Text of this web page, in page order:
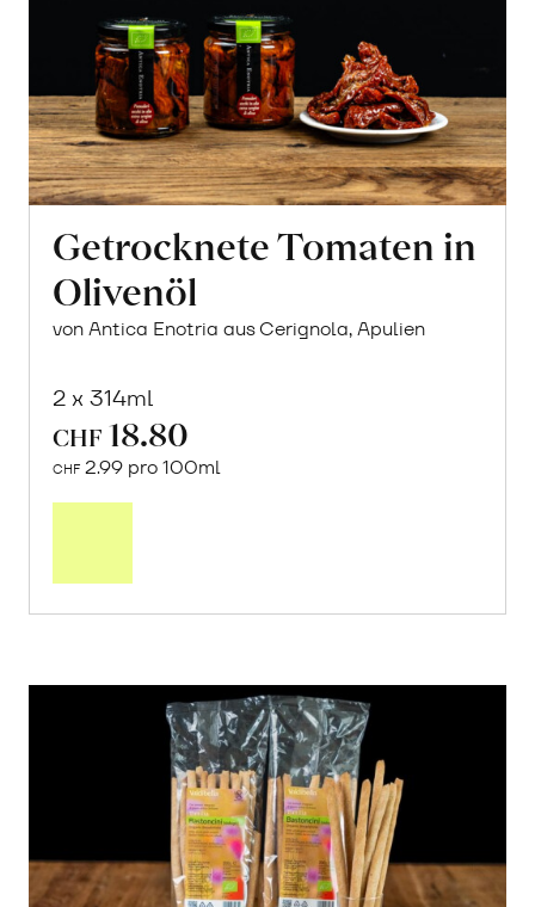
Getrocknete Tomaten in
Olivenöl
von Antica Enotria aus Cerignola, Apulien
2 x 314ml
CHF 18.80
CHF 2.99 pro 100ml